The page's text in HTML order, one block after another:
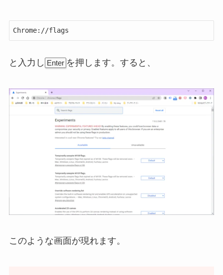
Chrome://flags
と入力し Enter を押します。すると、
このような画面が現れます。